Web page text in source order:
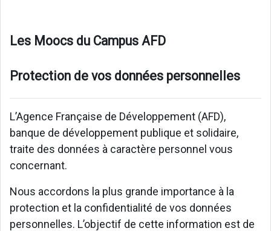
Les Moocs du Campus AFD
Protection de vos données personnelles
L’Agence Française de Développement (AFD),
banque de développement publique et solidaire,
traite des données à caractère personnel vous
concernant.
Nous accordons la plus grande importance à la
protection et la confidentialité de vos données
personnelles. L’objectif de cette information est de